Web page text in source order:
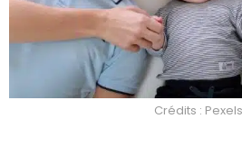
Crédits : Pexels